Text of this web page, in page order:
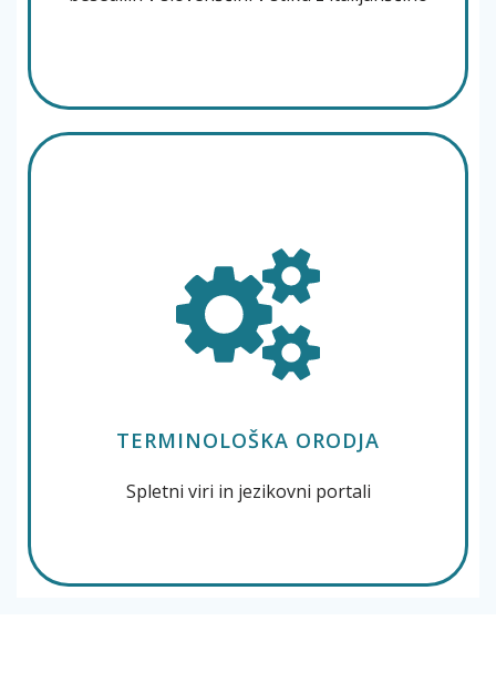
TERMINOLOŠKA ORODJA
Spletni viri in jezikovni portali